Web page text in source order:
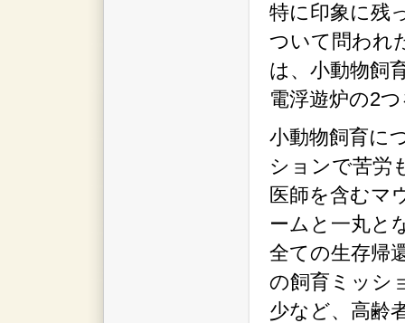
特に印象に残
ついて問われ
は、小動物飼
電浮遊炉の2
小動物飼育に
ションで苦労
医師を含むマ
ームと一丸と
全ての生存帰
の飼育ミッシ
少など、高齢